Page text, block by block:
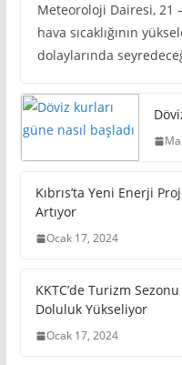
Meteoroloji Dairesi, 21
hava sıcaklığının
dolaylarında
Kıbrıs’ta Yeni Enerji
Artıyor
Ocak 17, 2024
KKTC’de Turizm
Doluluk Yükseliyor
Ocak 17, 2024